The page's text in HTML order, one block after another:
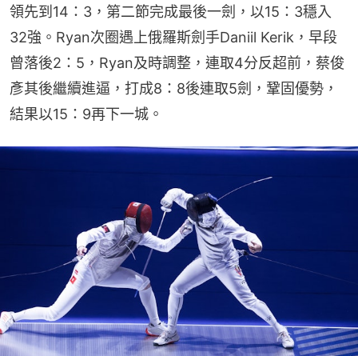
領先到14：3，第二節完成最後一劍，以15：3穩入
32強。Ryan次圈遇上俄羅斯劍手Daniil Kerik，早段
曾落後2：5，Ryan及時調整，連取4分反超前，蔡俊
彥其後繼續進逼，打成8：8後連取5劍，鞏固優勢，
結果以15：9再下一城。